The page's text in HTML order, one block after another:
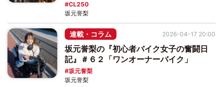
CL250
坂元誉梨
連載・コラム
坂元誉梨の『初心者バイク女子の奮闘日
記』＃６２「ワンオーナーバイク」
坂元誉梨
2026-04-17 20:00
坂元誉梨